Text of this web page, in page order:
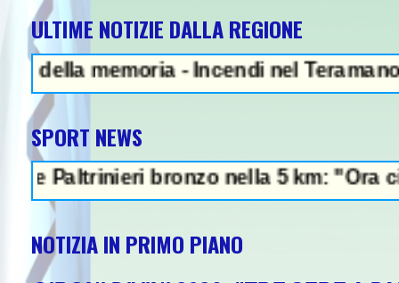
ULTIME NOTIZIE DALLA REGIONE
- Incendi nel Teramano,
SPORT NEWS
bronzo nella 5 km: "Ora ci
NOTIZIA IN PRIMO PIANO